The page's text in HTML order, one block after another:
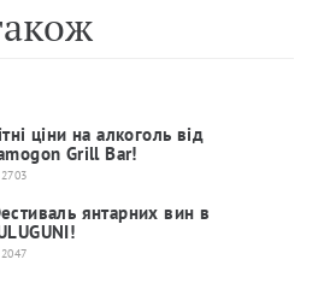
ціни на алкоголь від
Grill Bar!
2703
янтарних вин в
2047